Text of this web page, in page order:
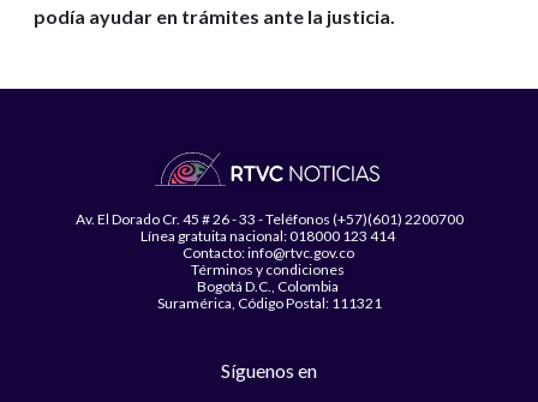
podía ayudar en trámites ante la justicia.
Av. El Dorado Cr. 45 # 26 - 33 - Teléfonos (+57)(601) 2200700
Línea gratuita nacional: 018000 123 414
Contacto: info@rtvc.gov.co
Términos y condiciones
Bogotá D.C., Colombia
Suramérica, Código Postal: 111321
Síguenos en